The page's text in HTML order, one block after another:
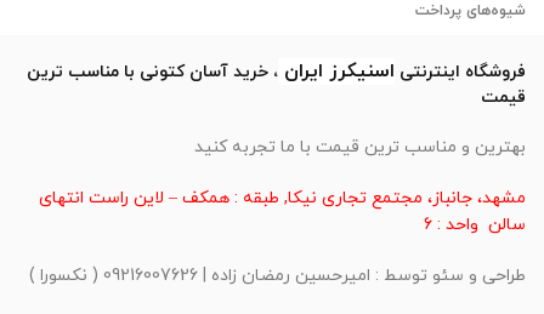
شیوه‌های پرداخت
فروشگاه اینترنتی اسنیکرز ایران ، خرید آسان کتونی با مناسب ترین
قیمت
بهترین و مناسب ترین قیمت با ما تجربه کنید
مشهد، جانباز، مجتمع تجاری نیکا, طبقه : همکف – لاین راست انتهای
سالن واحد : 6
طراحی و سئو توسط : امیرحسین رمضان زاده | 09216007626 ( نکسورا )